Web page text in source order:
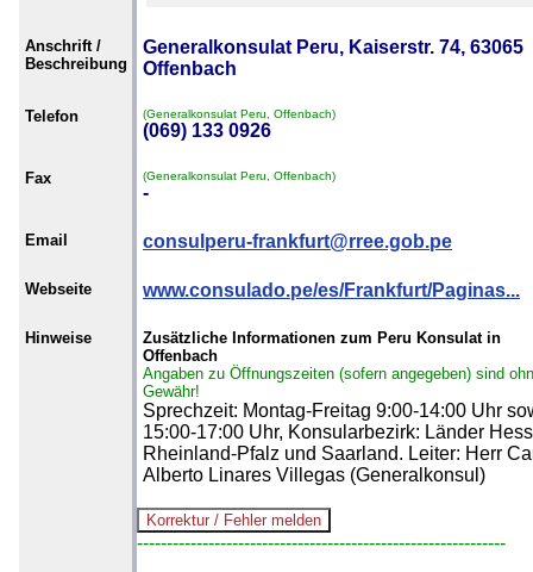
Anschrift /
Beschreibung
Generalkonsulat Peru, Kaiserstr. 74, 63065
Offenbach
Telefon (Generalkonsulat Peru, Offenbach)
(069) 133 0926
Fax (Generalkonsulat Peru, Offenbach)
-
Email consulperu-frankfurt@rree.gob.pe
Webseite www.consulado.pe/es/Frankfurt/Paginas...
Hinweise
Zusätzliche Informationen zum Peru Konsulat in
Offenbach
Angaben zu Öffnungszeiten (sofern angegeben) sind
Gewähr!
Sprechzeit: Montag-Freitag 9:00-14:00 Uhr
15:00-17:00 Uhr, Konsularbezirk: Länder
Rheinland-Pfalz und Saarland. Leiter: Herr
Alberto Linares Villegas (Generalkonsul)
--------------------------------------------------------------